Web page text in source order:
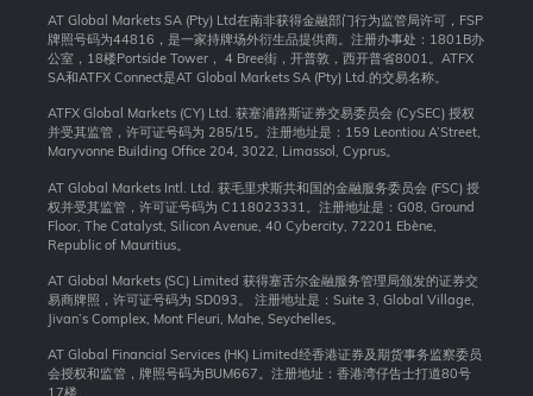
AT Global Markets SA (Pty) Ltd在南非获得金融部门行为监管局许可，FSP
牌照号码为44816，是一家持牌场外衍生品提供商。注册办事处：1801B办
公室，18楼Portside Tower， 4 Bree街，开普敦，西开普省8001。ATFX
SA和ATFX Connect是AT Global Markets SA (Pty) Ltd.的交易名称。
ATFX Global Markets (CY) Ltd. 获塞浦路斯证券交易委员会 (CySEC) 授权
并受其监管，许可证号码为 285/15。注册地址是：159 Leontiou A’Street,
Maryvonne Building Office 204, 3022, Limassol, Cyprus。
AT Global Markets Intl. Ltd. 获毛里求斯共和国的金融服务委员会 (FSC) 授
权并受其监管，许可证号码为 C118023331。注册地址是：G08, Ground
Floor, The Catalyst, Silicon Avenue, 40 Cybercity, 72201 Ebène,
Republic of Mauritius。
AT Global Markets (SC) Limited 获得塞舌尔金融服务管理局颁发的证券交
易商牌照，许可证号码为 SD093。 注册地址是：Suite 3, Global Village,
Jivan’s Complex, Mont Fleuri, Mahe, Seychelles。
AT Global Financial Services (HK) Limited经香港证券及期货事务监察委员
会授权和监管，牌照号码为BUM667。注册地址：香港湾仔告士打道80号